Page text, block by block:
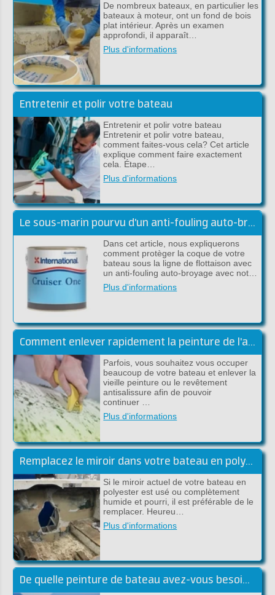
De nombreux bateaux, en particulier les
bateaux à moteur, ont un fond de bois
plat intérieur. Après un examen
approfondi, il apparaît…
Plus d'informations
Entretenir et polir votre bateau
Entretenir et polir votre bateau
Entretenir et polir votre bateau,
comment faites-vous cela? Cet article
explique comment faire exactement
cela. Étape…
Plus d'informations
Le sous-marin pourvu d'un anti-fouling auto-broyant
Dans cet article, nous expliquerons
comment protèger la coque de votre
bateau sous la ligne de flottaison avec
un anti-fouling auto-broyage avec not…
Plus d'informations
Comment enlever rapidement la peinture de l'acier ou du polyester?
Parfois, vous souhaitez vous occuper
beaucoup de votre bateau et enlever la
vieille peinture ou le revêtement
antisalissure afin de pouvoir
continuer …
Plus d'informations
Remplacez le miroir dans votre bateau en polyester
Si le miroir actuel de votre bateau en
polyester est usé ou complètement
humide et pourri, il est préférable de le
remplacer. Heureu…
Plus d'informations
De quelle peinture de bateau avez-vous besoin? Nous vous aidons à chooisir!